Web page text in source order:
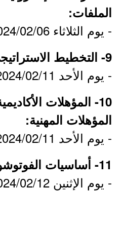
الملفات:
- يوم الثلاثاء 2024/02/06م.
9- التخطيط الاستراتيجي وإدارة الاعمال:
- يوم الأحد 2024/02/11م.
10- المؤهلات
المؤهلات المهنية:
- يوم الأحد 2024/02/11م.
11- أساسيات الفوتوشوب:
- يوم الإثنين 2024/02/12م.